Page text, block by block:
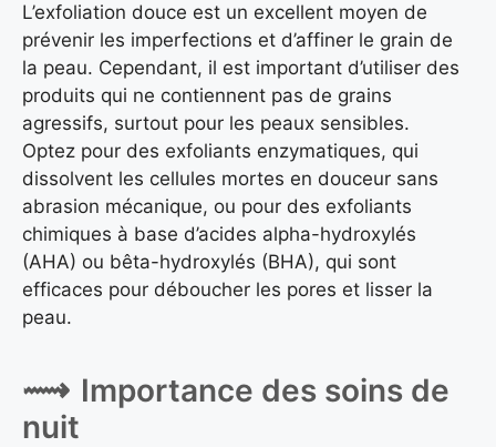
L’exfoliation douce est un excellent moyen de
prévenir les imperfections et d’affiner le grain de
la peau. Cependant, il est important d’utiliser des
produits qui ne contiennent pas de grains
agressifs, surtout pour les peaux sensibles.
Optez pour des exfoliants enzymatiques, qui
dissolvent les cellules mortes en douceur sans
abrasion mécanique, ou pour des exfoliants
chimiques à base d’acides alpha-hydroxylés
(AHA) ou bêta-hydroxylés (BHA), qui sont
efficaces pour déboucher les pores et lisser la
peau.
Importance des soins de
nuit